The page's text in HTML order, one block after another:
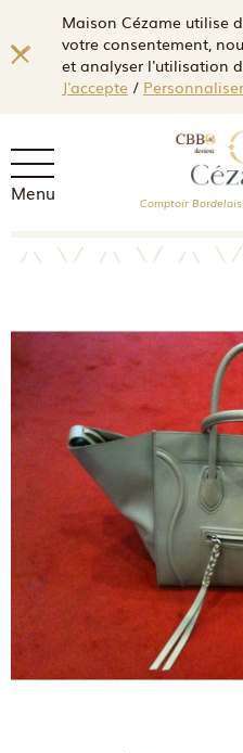
Maison Cézame utilise
votre consentement,
et analyser l'utilisation
J'accepte/ Personnaliser
Menu Comptoir